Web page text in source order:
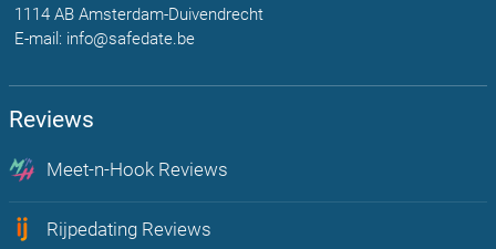
1114 AB Amsterdam-Duivendrecht
E-mail: info@safedate.be
Reviews
Meet-n-Hook Reviews
Chat, flirt en vind echte hookup's bij u in de regio
Rijpedating Reviews